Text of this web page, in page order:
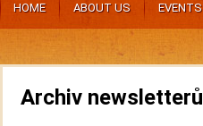
HOME ABOUT US EVENTS
Archiv newsletterů